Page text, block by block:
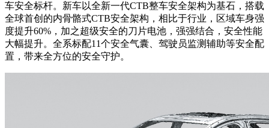
车安全标杆。新车以全新一代CTB整车安全架构为基石，搭载
全球首创的内骨骼式CTB安全架构，相比于行业，区域车身强
度提升60%，加之超级安全的刀片电池，强强结合，安全性能
大幅提升。全系标配11个安全气囊、驾驶员监测辅助等安全配
置，带来全方位的安全守护。